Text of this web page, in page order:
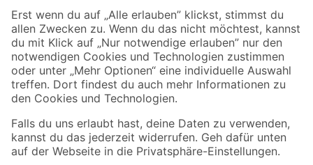
Sicher einkaufen
Jetzt die toom-App herunterladen
Alle Preisangaben in EUR inkl. gesetzl. MwSt.. Die dargestellten Angebote sind unter
Umständen nicht in allen Märkten verfügbar. Die angegebenen Verfügbarkeiten beziehen